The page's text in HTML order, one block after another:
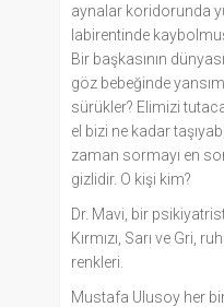
aynalar koridorunda
labirentinde
Bir başkasının
göz bebeğinde
sürükler? Elimizi
el bizi ne kadar
zaman sormayı en
gizlidir. O kişi kim?
Dr. Mavi, bir
Kırmızı, Sarı ve Gri,
renkleri.
Mustafa Ulusoy her